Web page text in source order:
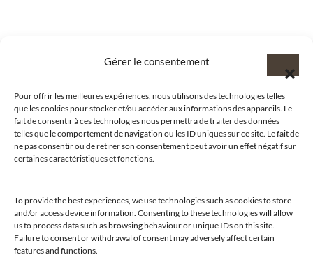
Gérer le consentement
Pour offrir les meilleures expériences, nous utilisons des technologies telles
que les cookies pour stocker et/ou accéder aux informations des appareils. Le
fait de consentir à ces technologies nous permettra de traiter des données
telles que le comportement de navigation ou les ID uniques sur ce site. Le fait de
ne pas consentir ou de retirer son consentement peut avoir un effet négatif sur
certaines caractéristiques et fonctions.
To provide the best experiences, we use technologies such as cookies to store
and/or access device information. Consenting to these technologies will allow
us to process data such as browsing behaviour or unique IDs on this site.
Failure to consent or withdrawal of consent may adversely affect certain
features and functions.
@clubamilcar